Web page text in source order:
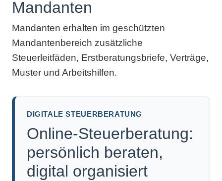
Mandanten
Mandanten erhalten im geschützten
Mandantenbereich zusätzliche
Steuerleitfäden, Erstberatungsbriefe, Verträge,
Muster und Arbeitshilfen.
DIGITALE STEUERBERATUNG
Online-Steuerberatung:
persönlich beraten,
digital organisiert